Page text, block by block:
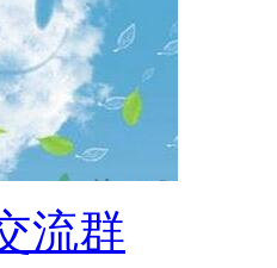
流群